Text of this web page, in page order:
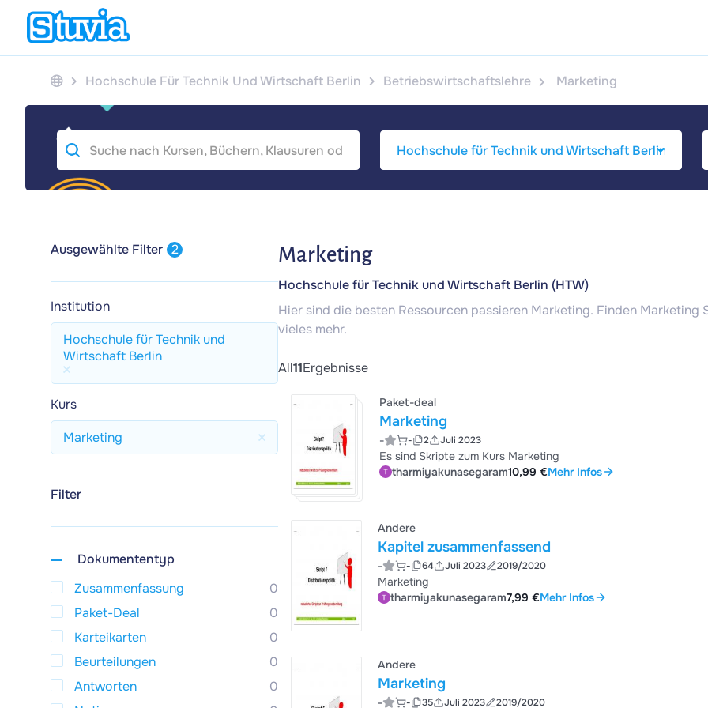
Hochschule Für Technik Und Wirtschaft Berlin Betriebswirtschaftslehre Marketing
Ausgewählte Filter 2
Institution
Hochschule für Technik und
Wirtschaft Berlin
Kurs
Marketing
Filter
Dokumententyp
Zusammenfassung
0
Paket-Deal
0
Karteikarten
0
Beurteilungen
0
Antworten
0
Marketing
Hochschule für Technik und Wirtschaft Berlin (HTW)
Hier sind die besten Ressourcen passieren Marketing. Finden
vieles mehr.
All11Ergebnisse
Paket-deal
Marketing
- - 2 Juli 2023
Es sind Skripte zum Kurs Marketing
tharmiyakunasegaram10,99 €Mehr Infos
Andere
Kapitel zusammenfassend
- - 64 Juli 2023 2019/2020
Marketing
tharmiyakunasegaram7,99 €Mehr Infos
Andere
Marketing
- - 35 Juli 2023 2019/2020